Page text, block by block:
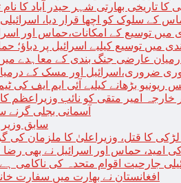
کا تاریخی بھارتی شہر حیدر آباد کا نام
کے سلوک کو اچھا قرار دیا،
میں توسیع کے امکانات،حماس اور
میں توسیع کیلیے اسرائیل پر دباؤ؛
عارضی جنگ بندی کے معاہدے
ضروری،اسرائیل اور مسک کے
ریونیو بڑھانے کیلیے آئی ایم ایف کی
خارجہ امیر متقی کو نائب وزیراعظم کا
آسمانی بجلی گرنے سے 20 افراد
سابق وزیر دفاع
کا قتل، وزیراعلیٰ کا ملزمان کی
امید، حماس اور اسرائیل نے بھی رضا
جارحیت اقوام متحدہ کی ناکامی
افغانستان نے بھارت میں سفارت